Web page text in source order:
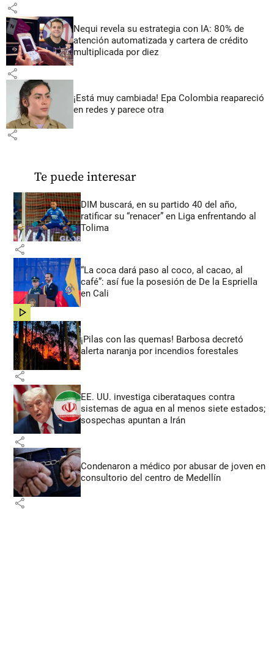
share
Nequi revela su estrategia con IA: 80% de
atención automatizada y cartera de crédito
multiplicada por diez
share
¡Está muy cambiada! Epa Colombia reapareció
en redes y parece otra
share
Te puede interesar
DIM buscará, en su partido 40 del año,
ratificar su “renacer” en Liga enfrentando al
Tolima
share
“La coca dará paso al coco, al cacao, al
café”: así fue la posesión de De la Espriella
en Cali
share
¡Pilas con las quemas! Barbosa decretó
alerta naranja por incendios forestales
share
EE. UU. investiga ciberataques contra
sistemas de agua en al menos siete estados;
sospechas apuntan a Irán
share
Condenaron a médico por abusar de joven en
consultorio del centro de Medellín
share